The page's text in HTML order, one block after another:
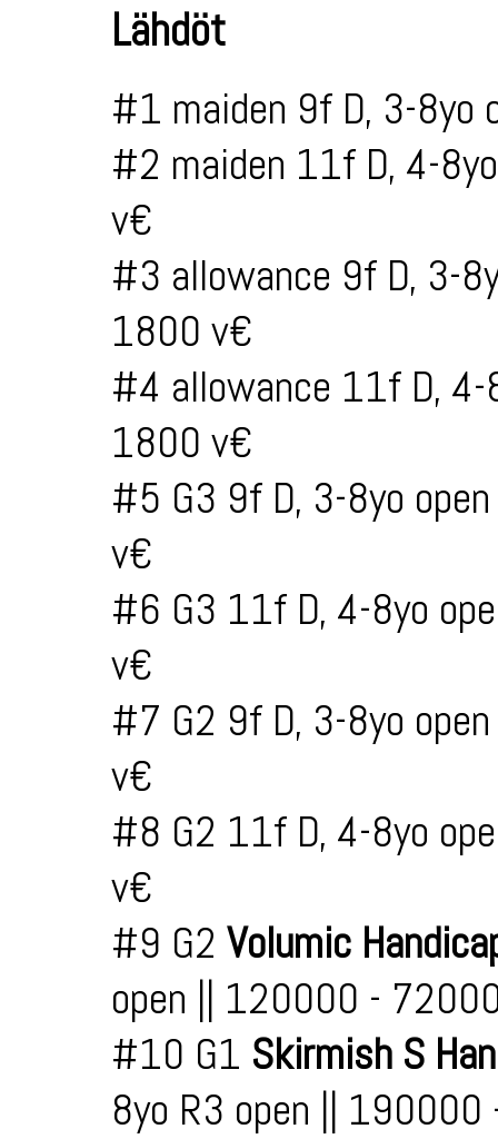
Lähdöt
#1 maiden 9f D, 3-
#2 maiden 11f D, 4-
v€
#3 allowance 9f D, 3-
1800 v€
#4 allowance 11f D,
1800 v€
#5 G3 9f D, 3-8yo
v€
#6 G3 11f D, 4-8yo
v€
#7 G2 9f D, 3-8yo
v€
#8 G2 11f D, 4-8yo
v€
#9 G2 Volumic
open || 120000 -
#10 G1 Skirmish S
8yo R3 open ||